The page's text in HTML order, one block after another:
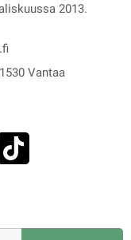
2013.
Vantaa